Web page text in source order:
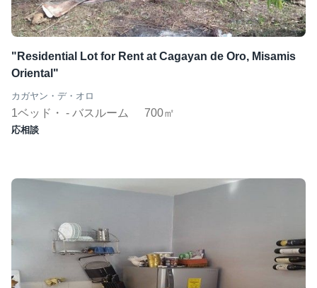
"Residential Lot for Rent at Cagayan de Oro, Misamis
Oriental"
カガヤン・デ・オロ
1ベッド・ - バスルーム 700㎡
応相談